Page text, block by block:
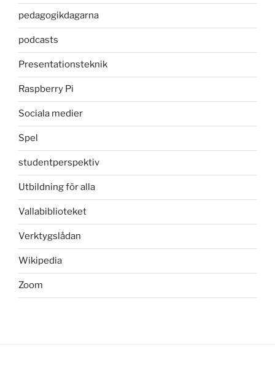
pedagogikdagarna
podcasts
Presentationsteknik
Raspberry Pi
Sociala medier
Spel
studentperspektiv
Utbildning för alla
Vallabiblioteket
Verktygslådan
Wikipedia
Zoom